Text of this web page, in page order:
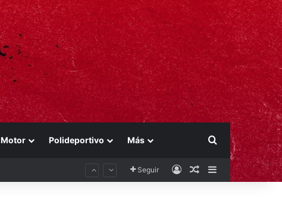
Motor Polideportivo Más Buscar por
Seguir AccesoPublicación al
Barra lateral